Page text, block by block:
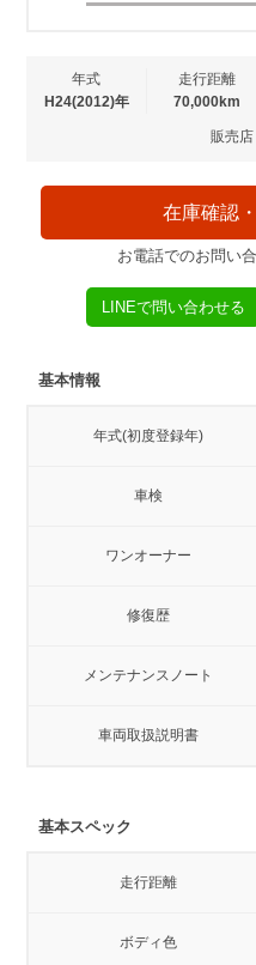
年式
H24(2012)年
走行距離
70,000km
販売店
在庫確認
お電話でのお問い
LINEで問い合わせる
基本情報
年式(初度登録年)
車検
ワンオーナー
修復歴
メンテナンスノート
車両取扱説明書
基本スペック
走行距離
ボディ色